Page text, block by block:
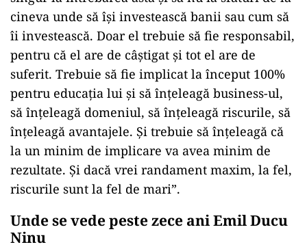
cineva unde să îşi investească banii sau cum să
îi investească. Doar el trebuie să fie responsabil,
pentru că el are de câştigat şi tot el are de
suferit. Trebuie să fie implicat la început 100%
pentru educaţia lui şi să înţeleagă business-ul,
să înţeleagă domeniul, să înţeleagă riscurile, să
înţeleagă avantajele. Şi trebuie să înţeleagă că
la un minim de implicare va avea minim de
rezultate. Şi dacă vrei randament maxim, la fel,
riscurile sunt la fel de mari”.
Unde se vede peste zece ani Emil Ducu
Ninu